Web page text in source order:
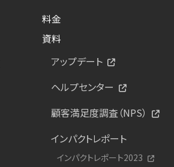
料金
資料
アップデート
ヘルプセンター
顧客満足度調査（NPS）
インパクトレポート
インパクトレポート2023